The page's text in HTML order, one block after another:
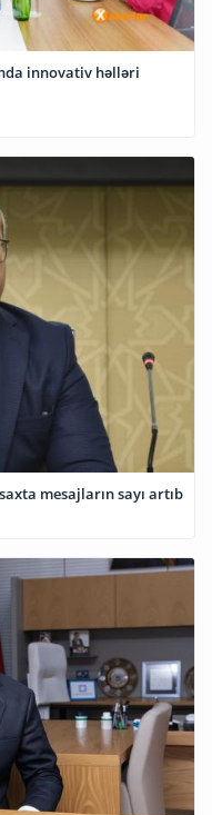
innovativ həlləri
mesajların sayı artıb